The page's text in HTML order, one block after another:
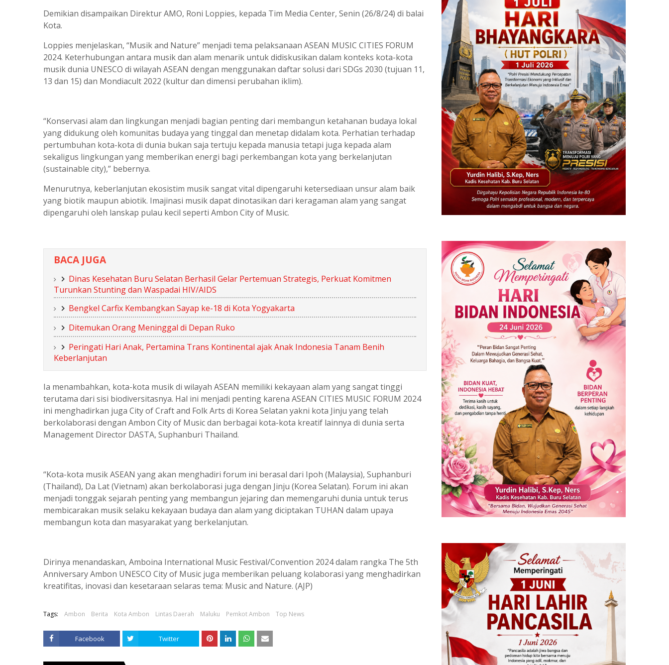
Demikian disampaikan Direktur AMO, Roni Loppies, kepada Tim Media Center, Senin (26/8/24) di balai
Kota.
Loppies menjelaskan, “Musik and Nature” menjadi tema pelaksanaan ASEAN MUSIC CITIES FORUM
2024. Keterhubungan antara musik dan alam menarik untuk didiskusikan dalam konteks kota-kota
musik dunia UNESCO di wilayah ASEAN dengan menggunakan daftar solusi dari SDGs 2030 (tujuan 11,
13 dan 15) dan Mondiacult 2022 (kultur dan dimensi perubahan iklim).
“Konservasi alam dan lingkungan menjadi bagian penting dari membangun ketahanan budaya lokal
yang didukung oleh komunitas budaya yang tinggal dan menetap didalam kota. Perhatian terhadap
pertumbuhan kota-kota di dunia bukan saja tertuju kepada manusia tetapi juga kepada alam
sekaligus lingkungan yang memberikan energi bagi perkembangan kota yang berkelanjutan
(sustainable city),” bebernya.
Menurutnya, keberlanjutan ekosistim musik sangat vital dipengaruhi ketersediaan unsur alam baik
yang biotik maupun abiotik. Imajinasi musik dapat dinotasikan dari keragaman alam yang sangat
dipengaruhi oleh lanskap pulau kecil seperti Ambon City of Music.
BACA JUGA
Dinas Kesehatan Buru Selatan Berhasil Gelar Pertemuan Strategis, Perkuat Komitmen
Turunkan Stunting dan Waspadai HIV/AIDS
Bengkel Carfix Kembangkan Sayap ke-18 di Kota Yogyakarta
Ditemukan Orang Meninggal di Depan Ruko
Peringati Hari Anak, Pertamina Trans Kontinental ajak Anak Indonesia Tanam Benih
Keberlanjutan
Ia menambahkan, kota-kota musik di wilayah ASEAN memiliki kekayaan alam yang sangat tinggi
terutama dari sisi biodiversitasnya. Hal ini menjadi penting karena ASEAN CITIES MUSIC FORUM 2024
ini menghadirkan juga City of Craft and Folk Arts di Korea Selatan yakni kota Jinju yang telah
berkolaborasi dengan Ambon City of Music dan berbagai kota-kota kreatif lainnya di dunia serta
Management Director DASTA, Suphanburi Thailand.
“Kota-kota musik ASEAN yang akan menghadiri forum ini berasal dari Ipoh (Malaysia), Suphanburi
(Thailand), Da Lat (Vietnam) akan berkolaborasi juga dengan Jinju (Korea Selatan). Forum ini akan
menjadi tonggak sejarah penting yang membangun jejaring dan memengaruhi dunia untuk terus
membicarakan musik selaku kekayaan budaya dan alam yang diciptakan TUHAN dalam upaya
membangun kota dan masyarakat yang berkelanjutan.
Dirinya menandaskan, Amboina International Music Festival/Convention 2024 dalam rangka The 5th
Anniversary Ambon UNESCO City of Music juga memberikan peluang kolaborasi yang menghadirkan
kreatifitas, inovasi dan kesetaraan selaras tema: Music and Nature. (AJP)
Tags: Ambon Berita Kota Ambon Lintas Daerah Maluku Pemkot Ambon Top News
Facebook Twitter